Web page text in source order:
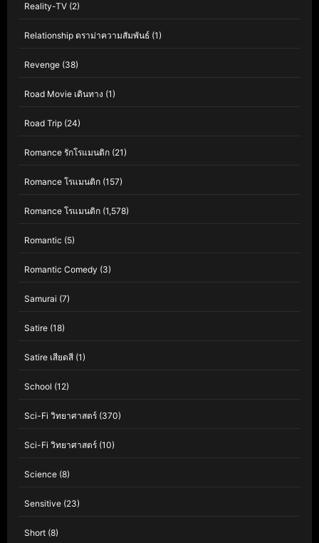
Reality-TV (2)
Relationship ดราม่าความสัมพันธ์ (1)
Revenge (38)
Road Movie เดินทาง (1)
Road Trip (24)
Romance รักโรแมนติก (21)
Romance โรแมนติก (157)
Romance โรแมนติก (1,578)
Romantic (5)
Romantic Comedy (3)
Samurai (7)
Satire (18)
Satire เสียดสี (1)
School (12)
Sci-Fi วิทยาศาสตร์ (370)
Sci-Fi วิทยาศาสตร์ (10)
Science (8)
Sensitive (23)
Short (8)